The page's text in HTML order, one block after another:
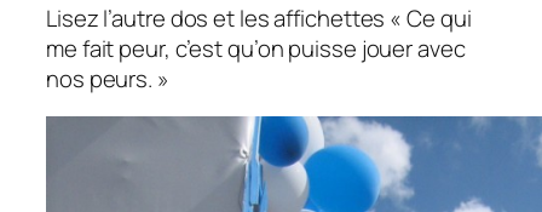
Lisez l’autre dos et les affichettes « Ce qui
me fait peur, c’est qu’on puisse jouer avec
nos peurs. »